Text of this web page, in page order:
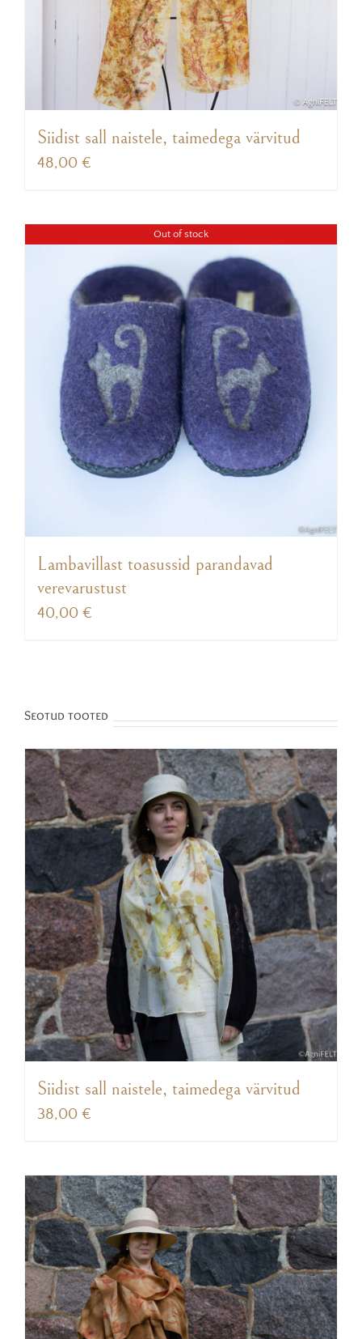
Siidist sall naistele, taimedega värvitud
48,00 €
Out of stock
Lambavillast toasussid parandavad
verevarustust
40,00 €
Seotud tooted
Siidist sall naistele, taimedega värvitud
38,00 €